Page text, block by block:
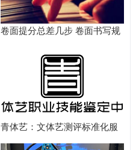
卷面提分总差几步 卷面书写规
青体艺：文体艺测评标准化服
务体系解析